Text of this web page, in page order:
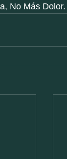
No Más Dolor.